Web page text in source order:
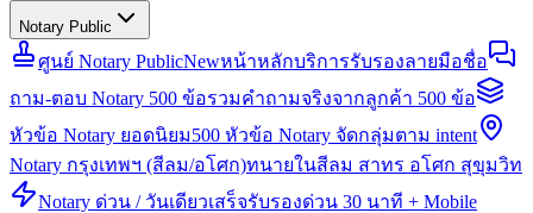
Notary Public
ศูนย์ Notary PublicNewหน้าหลักบริการรับรองลายมือชื่อ
ถาม-ตอบ Notary 500 ข้อรวมคำถามจริงจากลูกค้า 500 ข้อ
หัวข้อ Notary ยอดนิยม500 หัวข้อ Notary จัดกลุ่มตาม intent
Notary กรุงเทพฯ (สีลม/อโศก)ทนายในสีลม สาทร อโศก สุขุมวิท
Notary ด่วน / วันเดียวเสร็จรับรองด่วน 30 นาที + Mobile